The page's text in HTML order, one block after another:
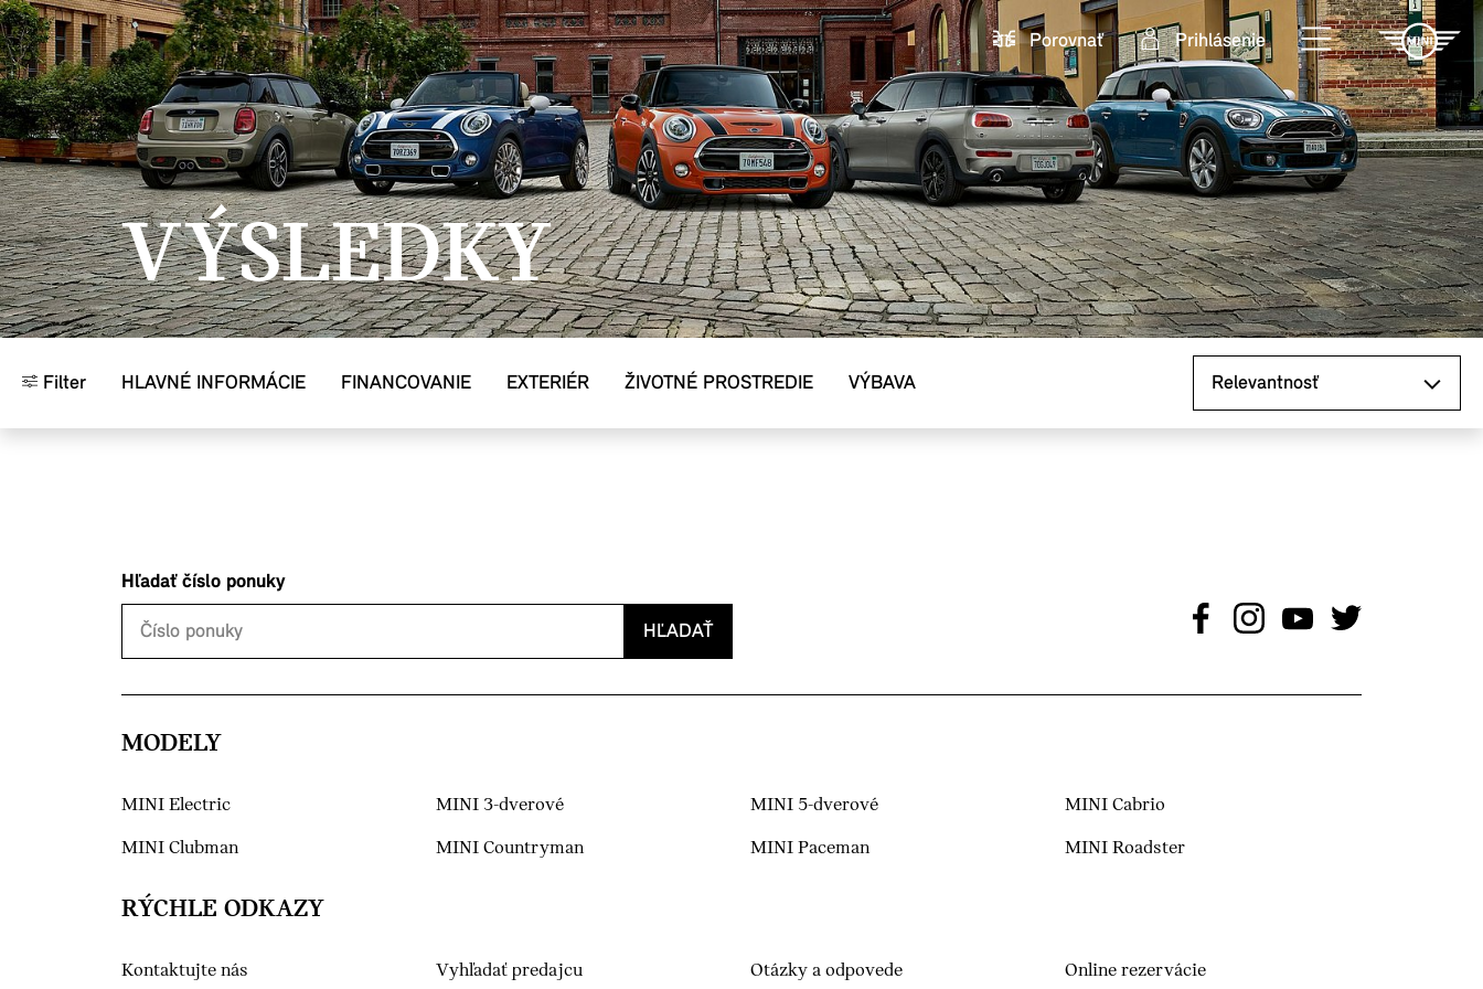
Prejsť na hlavný obsah
Porovnať
Prihlásenie
VÝSLEDKY
Filter HLAVNÉ INFORMÁCIE FINANCOVANIE EXTERIÉR ŽIVOTNÉ PROSTREDIE VÝBAVA
Hľadať číslo ponuky
HĽADAŤ
MODELY
MINI Electric MINI 3-dverové MINI 5-dverové MINI Cabrio
MINI Clubman MINI Countryman MINI Paceman MINI Roadster
RÝCHLE ODKAZY
Kontaktujte nás Vyhľadať predajcu Otázky a odpovede Online rezervácie